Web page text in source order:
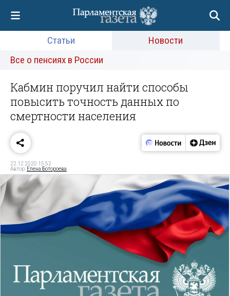
Статьи
Новости
Все о пенсиях в России
Кабмин поручил найти способы
повысить точность данных по
смертности населения
22.12.2020 15:52
Автор: Елена Ботороева